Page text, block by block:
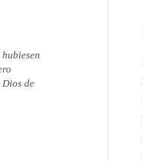
de